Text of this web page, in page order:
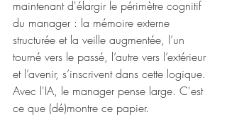
maintenant d'élargir le périmètre cognitif
du manager : la mémoire externe
structurée et la veille augmentée, l’un
tourné vers le passé, l’autre vers l’extérieur
et l’avenir, s’inscrivent dans cette logique.
Avec l'IA, le manager pense large. C'est
ce que (dé)montre ce papier.